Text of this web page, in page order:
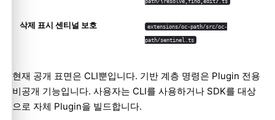
삭제 표시 센티널 보호 extensions/oc-path/src/oc-
path/sentinel.ts
현재 공개 표면은 CLI뿐입니다. 기반 계층 명령은 Plugin 전용
비공개 기능입니다. 사용자는 CLI를 사용하거나 SDK를 대상
으로 자체 Plugin을 빌드합니다.